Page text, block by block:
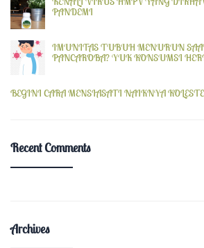
PANDEMI
IMUNITAS TUBUH MENURUN
PANCAROBA? YUK KONSUMSI
BEGINI CARA MENSIASATI NAIKNYA
Recent Comments
Archives